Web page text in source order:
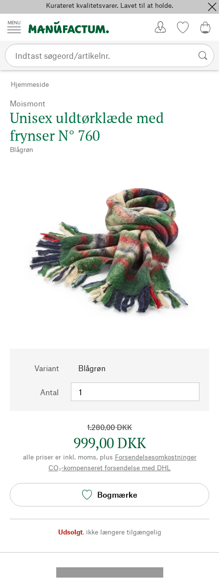
Spring til indholdKurateret kvalitetsvarer. Lavet til at holde.
Hjemmeside
Moismont
Unisex uldtørklæde med
frynser N° 760
Blågrøn
Variant Blågrøn
Antal
1.280,00 DKK
999,00 DKK
alle priser er inkl. moms, plus Forsendelsesomkostninger
CO₂-kompenseret forsendelse med DHL
Bogmærke
Udsolgt, ikke længere tilgængelig